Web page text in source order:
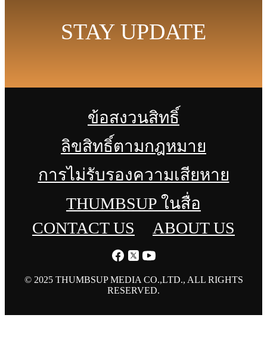
STAY UPDATE
ข้อสงวนสิทธิ์
ลิขสิทธิ์ตามกฎหมาย
การไม่รับรองความเสียหาย
THUMBSUP ในสื่อ
CONTACT US
ABOUT US
© 2025 THUMBSUP MEDIA CO.,LTD., ALL RIGHTS
RESERVED.